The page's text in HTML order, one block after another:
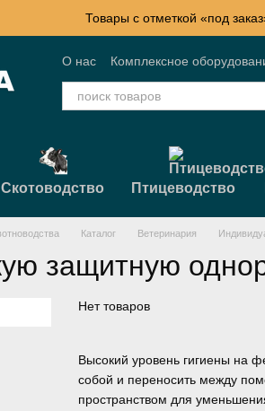
Товары с отметкой «под
О нас Комплексное
Контактная информация
Блог
Скотоводство Птицеводство
Каталог Ветеринария
защитную
Нет товаров
Высокий уровень гигиены на
собой и переносить между
пространством для